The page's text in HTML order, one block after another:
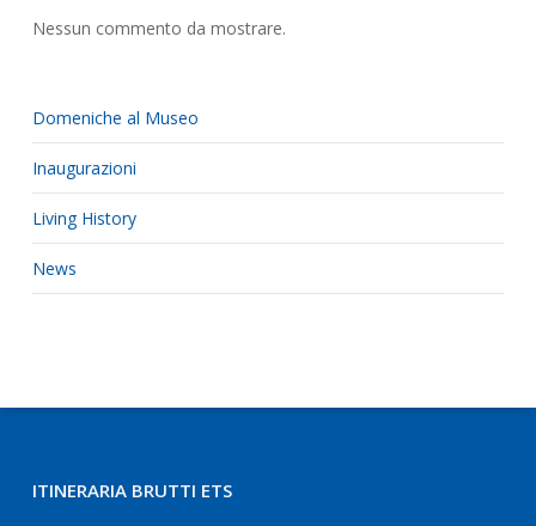
Nessun commento da mostrare.
Domeniche al Museo
Inaugurazioni
Living History
News
ITINERARIA BRUTTI ETS